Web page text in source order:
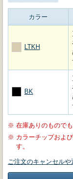
カラー
LTKH
BK
※ 在庫ありのもので
※ カラーチップおよ
す。
ご注文のキャンセル